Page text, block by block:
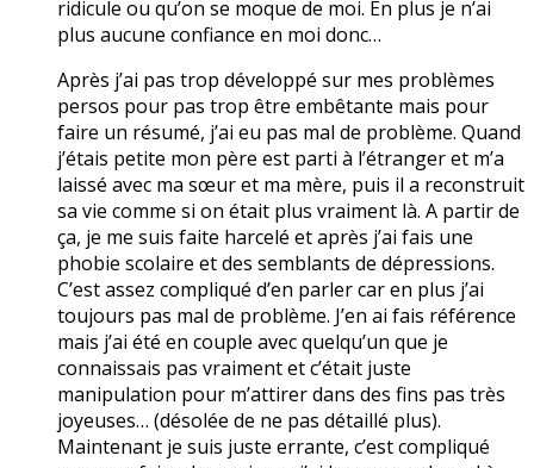
ridicule ou qu’on se moque de moi. En plus je n’ai
plus aucune confiance en moi donc…
Après j’ai pas trop développé sur mes problèmes
persos pour pas trop être embêtante mais pour
faire un résumé, j’ai eu pas mal de problème. Quand
j’étais petite mon père est parti à l’étranger et m’a
laissé avec ma sœur et ma mère, puis il a reconstruit
sa vie comme si on était plus vraiment là. A partir de
ça, je me suis faite harcelé et après j’ai fais une
phobie scolaire et des semblants de dépressions.
C’est assez compliqué d’en parler car en plus j’ai
toujours pas mal de problème. J’en ai fais référence
mais j’ai été en couple avec quelqu’un que je
connaissais pas vraiment et c’était juste
manipulation pour m’attirer dans des fins pas très
joyeuses… (désolée de ne pas détaillé plus).
Maintenant je suis juste errante, c’est compliqué